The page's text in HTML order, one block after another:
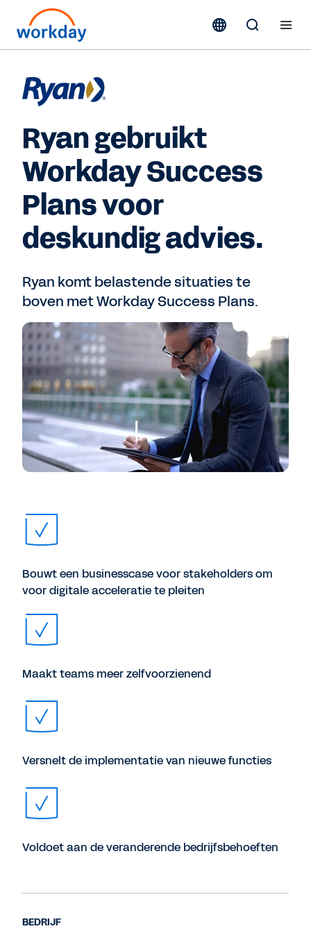
Ryan gebruikt
Workday Success
Plans voor
deskundig advies.
Ryan komt belastende situaties te
boven met Workday Success Plans.
Bouwt een businesscase voor stakeholders om
voor digitale acceleratie te pleiten
Maakt teams meer zelfvoorzienend
Versnelt de implementatie van nieuwe functies
Voldoet aan de veranderende bedrijfsbehoeften
BEDRIJF